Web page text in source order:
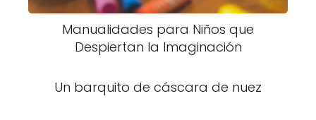
Manualidades para Niños que
Despiertan la Imaginación
Un barquito de cáscara de nuez